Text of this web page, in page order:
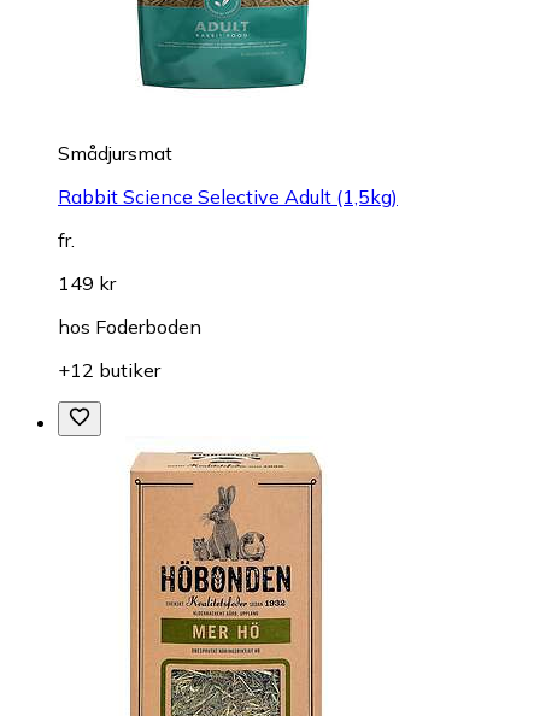
Smådjursmat
Rabbit Science Selective Adult (1,5kg)
fr.
149 kr
hos Foderboden
+12 butiker